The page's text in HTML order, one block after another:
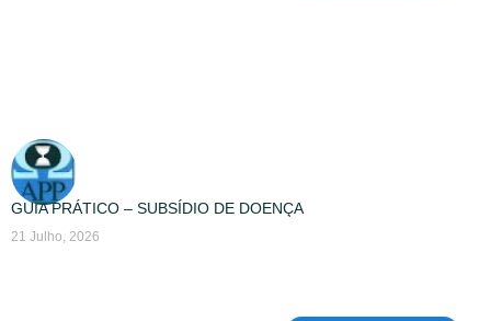
GUIA PRÁTICO – SUBSÍDIO DE DOENÇA
21 Julho, 2026